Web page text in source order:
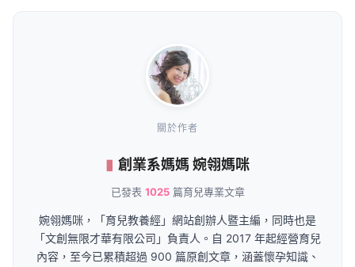
關於作者
創業系媽媽 婉翎媽咪
已發表 1025篇育兒專業文章
婉翎媽咪，「育兒教養經」網站創辦人暨主編，同時也是
「文創無限才華有限公司」負責人。自 2017 年起經營育兒
內容，至今已累積超過 900 篇原創文章，涵蓋懷孕知識、